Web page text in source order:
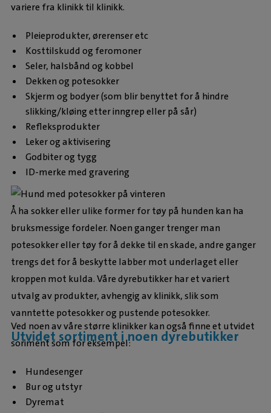
variere fra klinikk til klinikk.
Pleieprodukter, ørerenser etc
Kosttilskudd og feromoner
Seler, halsbånd og kobbel
Dekken og potesokker
Skjerm og bodyer (som blir benyttet for å hindre
slikking/kløing etter inngrep eller på sår)
Refleksprodukter
Leker og aktivisering
Godbiter og tygg
ID-merke med gravering
Å ha sokker eller ulike former for tøy på hunden kan ha
bruksmessige fordeler. Noen ganger trenger man
potesokker eller tøy for å dekke til en skade, andre ganger
trengs det for å beskytte labber mot underlaget eller
kroppen mot kulda. Våre dyrebutikker har et variert
utvalg av produkter, avhengig av klinikk, slik som
vanntette potesokker og pustende potesokker.
Utvidet sortiment i noen dyrebutikker
Ved noen av våre større klinikker kan også finne et utvidet
soriment som for eksempel:
Hundesenger
Bur og utstyr
Dyremat